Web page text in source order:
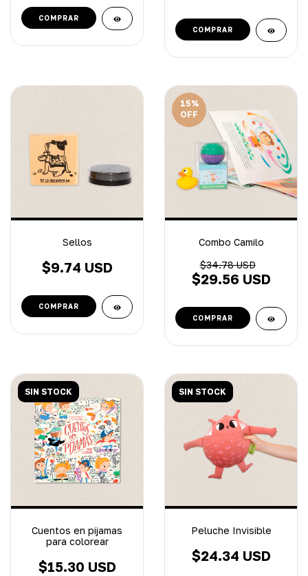
Sellos
$9.74 USD
15%
OFF
Combo Camilo
$34.78 USD
$29.56 USD
SIN STOCK
Cuentos en pijamas
para colorear
$15.30 USD
SIN STOCK
Peluche Invisible
$24.34 USD